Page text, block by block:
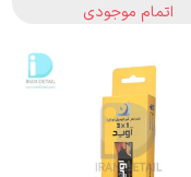
اتمام موجودی